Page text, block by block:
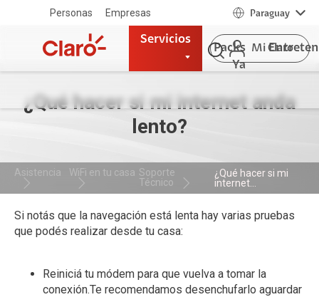
Personas Empresas Paraguay
Servicios
Packs
Ya
Mi Claro
¿Qué hacer si mi internet anda
lento?
Asistencia WiFi en tu casa Soporte
Técnico
¿Qué hacer si mi
internet...
Si notás que la navegación está lenta hay varias pruebas
que podés realizar desde tu casa:
Reiniciá tu módem para que vuelva a tomar la
conexión.Te recomendamos desenchufarlo aguardar